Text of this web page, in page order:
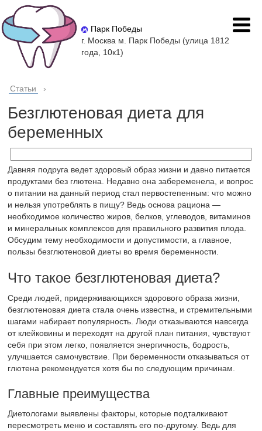
Парк Победы
г. Москва м. Парк Победы (улица 1812
года, 10к1)
Статьи ›
Безглютеновая диета для
беременных
Давняя подруга ведет здоровый образ жизни и давно питается
продуктами без глютена. Недавно она забеременела, и вопрос
о питании на данный период стал первостепенным: что можно
и нельзя употреблять в пищу? Ведь основа рациона —
необходимое количество жиров, белков, углеводов, витаминов
и минеральных комплексов для правильного развития плода.
Обсудим тему необходимости и допустимости, а главное,
пользы безглютеновой диеты во время беременности.
Что такое безглютеновая диета?
Среди людей, придерживающихся здорового образа жизни,
безглютеновая диета стала очень известна, и стремительными
шагами набирает популярность. Люди отказываются навсегда
от клейковины и переходят на другой план питания, чувствуют
себя при этом легко, появляется энергичность, бодрость,
улучшается самочувствие. При беременности отказываться от
глютена рекомендуется хотя бы по следующим причинам.
Главные преимущества
Диетологами выявлены факторы, которые подталкивают
пересмотреть меню и составлять его по-другому. Ведь для